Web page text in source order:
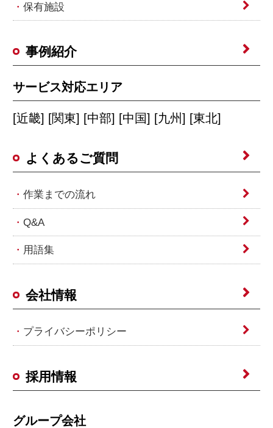
保有施設
事例紹介
サービス対応エリア
[近畿] [関東] [中部] [中国] [九州] [東北]
よくあるご質問
作業までの流れ
Q&A
用語集
会社情報
プライバシーポリシー
採用情報
グループ会社